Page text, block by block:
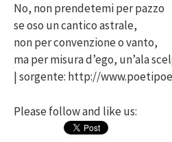
No, non prendetemi per pazzo
se oso un cantico astrale,
non per convenzione o vanto,
ma per misura d’ego, un’ala
| sorgente: http://
Please follow and like us: